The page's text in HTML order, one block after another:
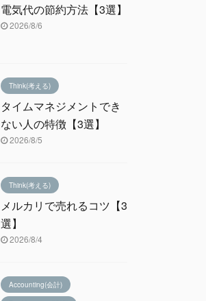
電気代の節約方法【3選】
2026/8/6
Think(考える)
タイムマネジメントでき
ない人の特徴【3選】
2026/8/5
Think(考える)
メルカリで売れるコツ【3
選】
2026/8/4
Accounting(会計)